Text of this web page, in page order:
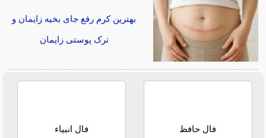
بهترین کرم رفع جای بخیه زایمان و
ترک پوستی زایمان
فال حافظ فال انبیاء